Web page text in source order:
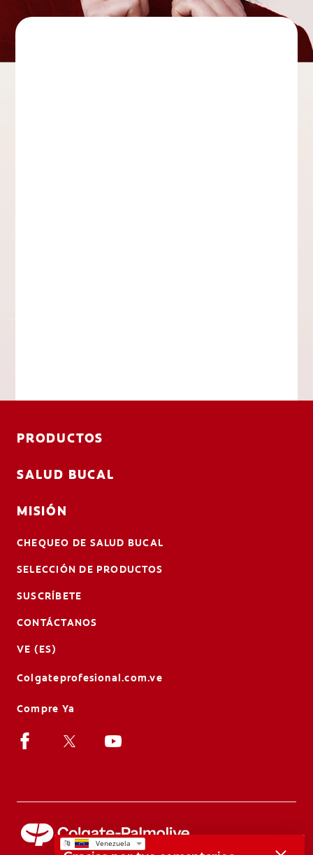
PRODUCTOS
SALUD BUCAL
MISIÓN
CHEQUEO DE SALUD BUCAL
SELECCIÓN DE PRODUCTOS
SUSCRÍBETE
CONTÁCTANOS
VE (ES)
Colgateprofesional.com.ve
Compre Ya